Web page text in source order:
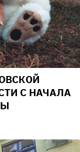
С НАЧАЛА